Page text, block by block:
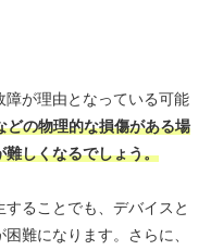
障が理由となっている可能
どの物理的な損傷がある場
難しくなるでしょう。
ることでも、デバイスと
難になります。さらに、